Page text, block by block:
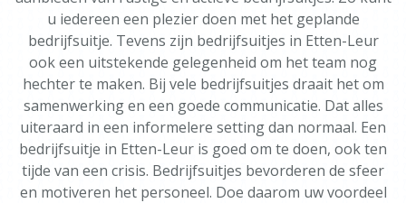
u iedereen een plezier doen met het geplande
bedrijfsuitje. Tevens zijn bedrijfsuitjes in Etten-Leur
ook een uitstekende gelegenheid om het team nog
hechter te maken. Bij vele bedrijfsuitjes draait het om
samenwerking en een goede communicatie. Dat alles
uiteraard in een informelere setting dan normaal. Een
bedrijfsuitje in Etten-Leur is goed om te doen, ook ten
tijde van een crisis. Bedrijfsuitjes bevorderen de sfeer
en motiveren het personeel. Doe daarom uw voordeel